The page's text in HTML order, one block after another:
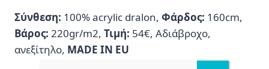
Σύνθεση: 100% acrylic dralon, Φάρδος: 160cm,
Βάρος: 220gr/m2, Τιμή: 54€, Αδιάβροχο,
ανεξίτηλο, MADE IN EU